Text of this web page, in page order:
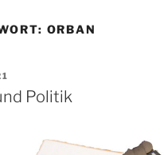
ORBAN
Politik